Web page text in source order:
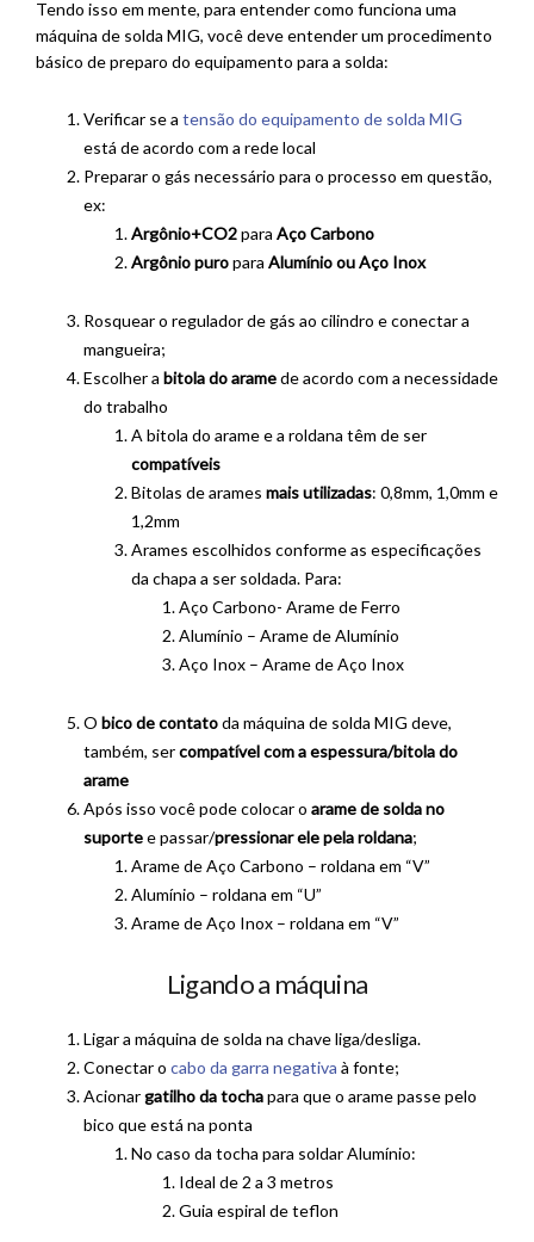
Tendo isso em mente, para entender como funciona uma
máquina de solda MIG, você deve entender um procedimento
básico de preparo do equipamento para a solda:
Verificar se a tensão do equipamento de solda MIG
está de acordo com a rede local
Preparar o gás necessário para o processo em questão,
ex:
Argônio+CO2para Aço Carbono
Argônio puropara Alumínio ou Aço Inox
Rosquear o regulador de gás ao cilindro e conectar a
mangueira;
Escolher a bitola do aramede acordo com a necessidade
do trabalho
A bitola do arame e a roldana têm de ser
compatíveis
Bitolas de arames mais utilizadas: 0,8mm, 1,0mm e
1,2mm
Arames escolhidos conforme as especificações
da chapa a ser soldada. Para:
Aço Carbono- Arame de Ferro
Alumínio – Arame de Alumínio
Aço Inox – Arame de Aço Inox
O bico de contatoda máquina de solda MIG deve,
também, sercompatível com a espessura/bitola do
arame
Após isso você pode colocar o arame de solda no
suportee passar/pressionar ele pela roldana;
Arame de Aço Carbono – roldana em “V”
Alumínio – roldana em “U”
Arame de Aço Inox – roldana em “V”
Ligando a máquina
Ligar a máquina de solda na chave liga/desliga.
Conectar o cabo da garra negativa à fonte;
Acionargatilho da tochapara que o arame passe pelo
bico que está na ponta
No caso da tocha para soldar Alumínio:
Ideal de 2 a 3 metros
Guia espiral de teflon